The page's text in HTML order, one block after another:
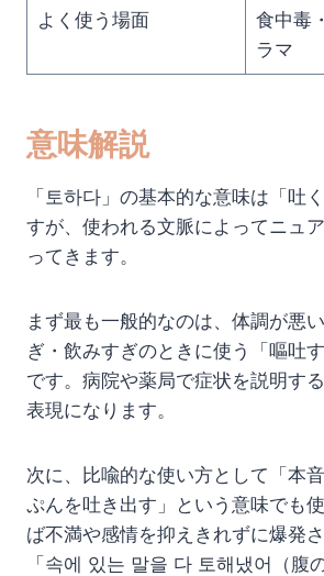
よく使う場面
食中毒
ラマ
意味解説
「토하다」の基本的な意味は「吐
すが、使われる文脈によってニュ
ってきます。
まず最も一般的なのは、体調が悪
ぎ・飲みすぎのときに使う「嘔吐
です。病院や薬局で症状を説明す
表現になります。
次に、比喩的な使い方として「本
ぷんを吐き出す」という意味でも
ば不満や感情を抑えきれずに爆発さ
「속에 있는 말을 다 토해냈어（腹